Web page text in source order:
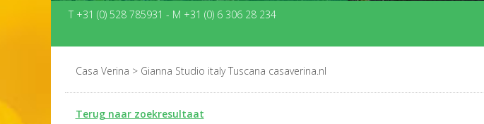
T +31 (0) 528 785931 - M +31 (0) 6 306 28 234
Casa Verina > Gianna Studio italy Tuscana casaverina.nl
Terug naar zoekresultaat